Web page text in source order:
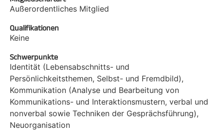
Außerordentliches Mitglied
Qualifikationen
Keine
Schwerpunkte
Identität (Lebensabschnitts- und
Persönlichkeitsthemen, Selbst- und Fremdbild),
Kommunikation (Analyse und Bearbeitung von
Kommunikations- und Interaktionsmustern, verbal und
nonverbal sowie Techniken der Gesprächsführung),
Neuorganisation